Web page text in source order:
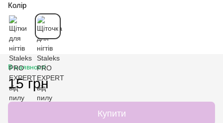
Колір
В наявності
15 грн
Купити